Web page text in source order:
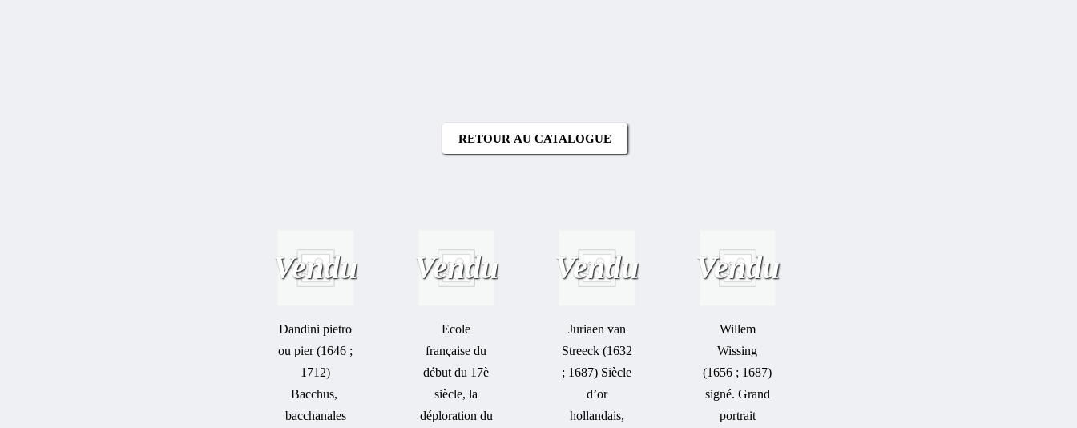
RETOUR AU CATALOGUE
Vendu
Dandini pietro
ou pier (1646 ;
1712)
Bacchus,
bacchanales
Vendu
Ecole
française du
début du 17è
siècle, la
déploration du
Vendu
Juriaen van
Streeck (1632
; 1687) Siècle
d’or
hollandais,
Vendu
Willem
Wissing
(1656 ; 1687)
signé. Grand
portrait